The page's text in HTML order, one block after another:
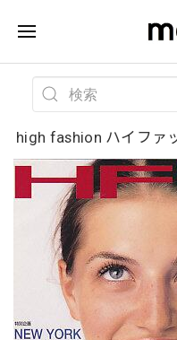
high fashion ハイファ